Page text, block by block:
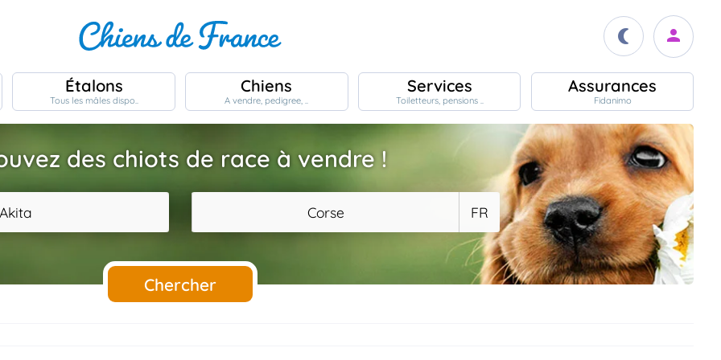
Étalons
Tous les mâles dispo..
Chiens
A vendre, pedigree, ..
Services
Toiletteurs, pensions ..
Assurances
Fidanimo
des chiots de race à vendre !
Akita Corse FR
Chercher